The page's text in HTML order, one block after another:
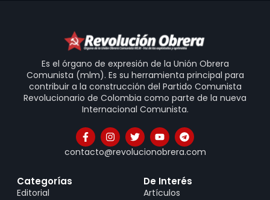
Es el órgano de expresión de la Unión Obrera
Comunista (mlm). Es su herramienta principal para
contribuir a la construcción del Partido Comunista
Revolucionario de Colombia como parte de la nueva
Internacional Comunista.
contacto@revolucionobrera.com
Categorías
Editorial
De Interés
Artículos